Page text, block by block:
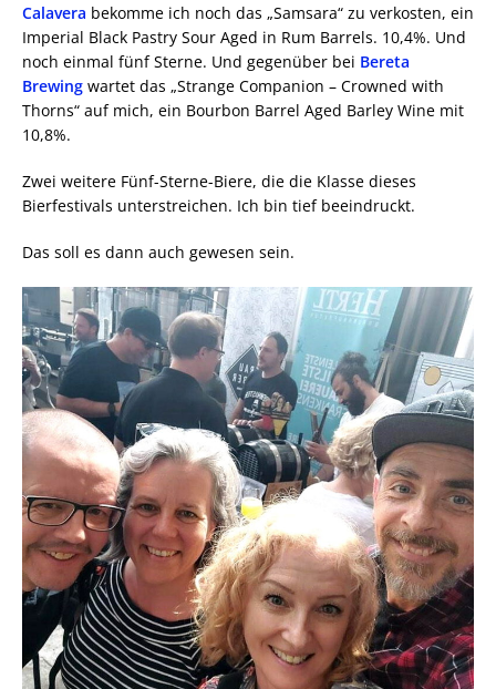
Calavera bekomme ich noch das „Samsara“ zu verkosten, ein
Imperial Black Pastry Sour Aged in Rum Barrels. 10,4%. Und
noch einmal fünf Sterne. Und gegenüber bei Bereta
Brewing wartet das „Strange Companion – Crowned with
Thorns“ auf mich, ein Bourbon Barrel Aged Barley Wine mit
10,8%.
Zwei weitere Fünf-Sterne-Biere, die die Klasse dieses
Bierfestivals unterstreichen. Ich bin tief beeindruckt.
Das soll es dann auch gewesen sein.